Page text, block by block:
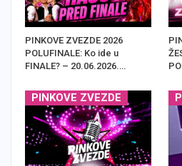
PINKOVE ZVEZDE 2026
POLUFINALE: Ko ide u
FINALE? – 20.06.2026.…
PINKOVE ZVEZDE